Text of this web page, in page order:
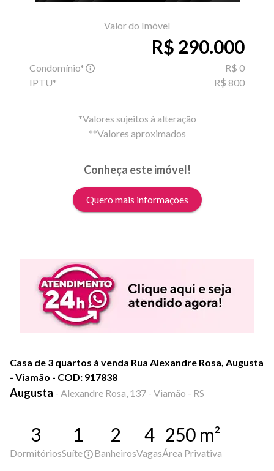
Valor do Imóvel
R$ 290.000
Condomínio*
R$ 0
IPTU*
R$ 800
*Valores sujeitos à alteração
**Valores aproximados
Conheça este imóvel!
Quero mais informações
Casa de 3 quartos à venda Rua Alexandre Rosa, Augusta
- Viamão - COD: 917838
Augusta - Alexandre Rosa, 137 - Viamão - RS
3
Dormitórios
1
Suíte
2
Banheiros
4
Vagas
250 m²
Área Privativa